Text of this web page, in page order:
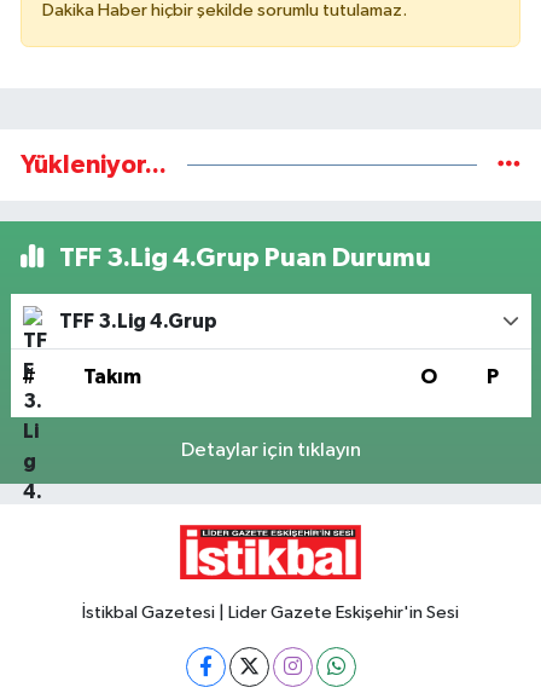
Dakika Haber hiçbir şekilde sorumlu tutulamaz.
Yükleniyor...
TFF 3.Lig 4.Grup Puan Durumu
TFF 3.Lig 4.Grup
# Takım O P
Detaylar için tıklayın
İstikbal Gazetesi | Lider Gazete Eskişehir'in Sesi